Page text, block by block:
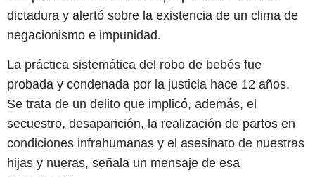
dictadura y alertó sobre la existencia de un clima de
negacionismo e impunidad.
La práctica sistemática del robo de bebés fue
probada y condenada por la justicia hace 12 años.
Se trata de un delito que implicó, además, el
secuestro, desaparición, la realización de partos en
condiciones infrahumanas y el asesinato de nuestras
hijas y nueras, señala un mensaje de esa